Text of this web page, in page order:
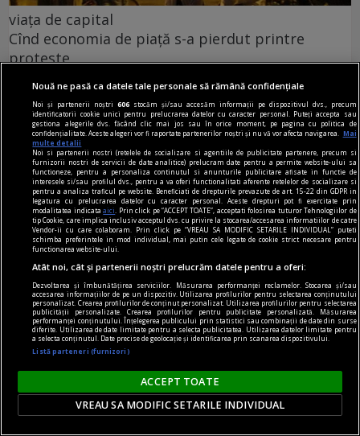
viața de capital
Cînd economia de piață s-a pierdut printre
proteste
Întrebarea este: pînă unde vor merge încălcările
principiilor economiei de piață și cele privind
funcționarea Uniunii Europene?
Constantin RUDNIŢCHI
De ce n-avea Navalnîi șapcă?
Dar trebuie să îi dăm societății ruse credit că
Nouă ne pasă ca datele tale personale să rămână confidențiale
Noi și partenerii noștri606 stocăm și/sau accesăm informații pe dispozitivul dvs., precum
identificatorii cookie unici pentru prelucrarea datelor cu caracter personal. Puteți accepta sau
gestiona alegerile dvs. făcând clic mai jos sau în orice moment, pe pagina cu politica de
confidențialitate. Aceste alegeri vor fi raportate partenerilor noștri și nu vă vor afecta navigarea.
Mai
multe detalii
Noi si partenerii nostri (retelele de socializare si agentiile de publicitate partenere, precum si
furnizorii nostri de servicii de date analitice) prelucram date pentru a permite website-ului sa
functioneze, pentru a personaliza continutul si anunturile publicitare afisate in functie de
interesele si/sau profilul dvs., pentru a va oferi functionalitati aferente retelelor de socializare si
pentru a analiza traficul pe website. Beneficiati de drepturile prevazute de art. 15-22 din GDPR in
legatura cu prelucrarea datelor cu caracter personal. Aceste drepturi pot fi exercitate prin
modalitatea indicataaici
. Prin click pe “ACCEPT TOATE”, acceptati folosirea tuturor Tehnologiilor de
tip Cookie, care implica inclusiv acceptul dvs. cu privire la stocarea/accesarea informatiilor de catre
Vendor-ii cu care colaboram. Prin click pe “VREAU SA MODIFIC SETARILE INDIVIDUAL” puteti
schimba preferintele in mod individual, mai putin cele legate de cookie strict necesare pentru
functionarea website-ului.
Atât noi, cât și partenerii noștri prelucrăm datele pentru a oferi:
Dezvoltarea și îmbunătățirea serviciilor. Măsurarea performanței reclamelor. Stocarea și/sau
accesarea informațiilor de pe un dispozitiv. Utilizarea profilurilor pentru selectarea conținutului
personalizat. Crearea profilurilor de conținut personalizat. Utilizarea profilurilor pentru selectarea
publicității personalizate. Crearea profilurilor pentru publicitate personalizată. Măsurarea
performanței conținutului. Înțelegerea publicului prin statistici sau combinații de date din surse
diferite. Utilizarea de date limitate pentru a selecta publicitatea. Utilizarea datelor limitate pentru
a selecta conținutul. Date precise de geolocație și identificarea prin scanarea dispozitivului.
Listă parteneri (furnizori)
ACCEPT TOATE
VREAU SA MODIFIC SETARILE INDIVIDUAL